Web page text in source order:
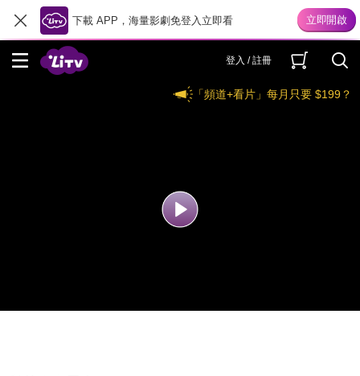
下載 APP，海量影劇免登入立即看
登入 / 註冊
「頻道+看片」每月只要 $199？